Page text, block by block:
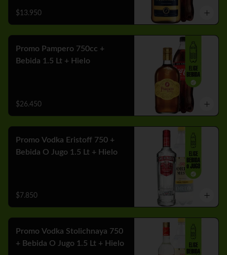
$13.950
Promo Pampero 750cc +
Bebida 1.5 Lt + Hielo
$26.450
Promo Vodka Eristoff 750 +
Bebida O Jugo 1.5 Lt + Hielo
$7.850
Promo Vodka Stolichnaya 750
+ Bebida O Jugo 1.5 Lt + Hielo